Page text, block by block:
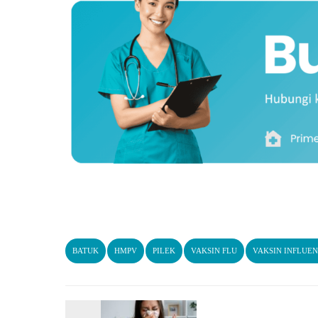
BATUK HMPV PILEK VAKSIN FLU VAKSIN